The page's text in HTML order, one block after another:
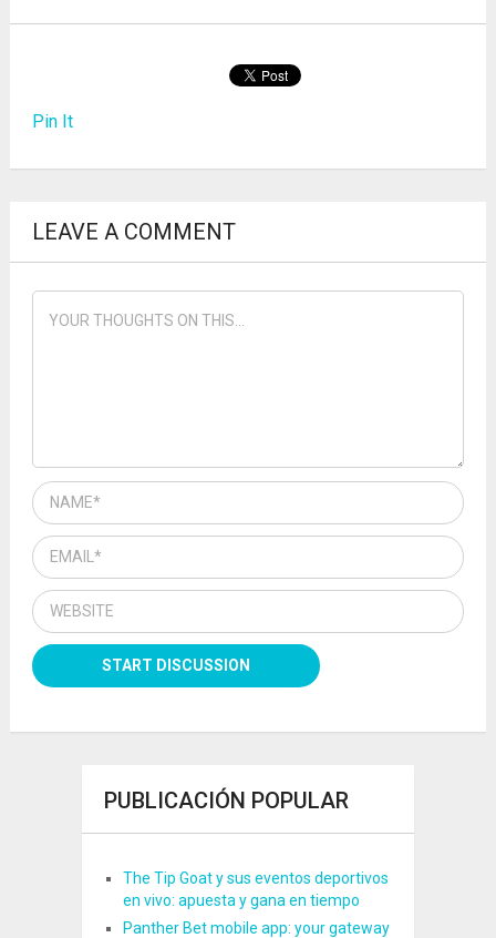
Pin It
LEAVE A COMMENT
PUBLICACIÓN POPULAR
The Tip Goat y sus eventos deportivos
en vivo: apuesta y gana en tiempo
Panther Bet mobile app: your gateway